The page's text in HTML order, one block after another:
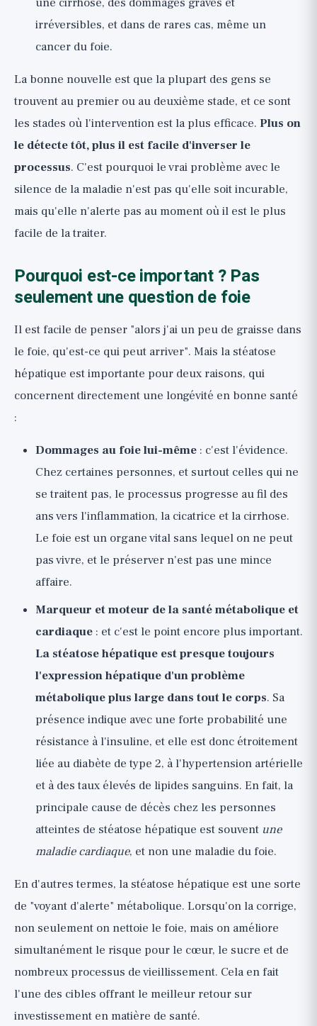
irréversibles, et dans de rares cas, même un
cancer du foie.
La bonne nouvelle est que la plupart des gens se
trouvent au premier ou au deuxième stade, et ce sont
les stades où l'intervention est la plus efficace. Plus on
le détecte tôt, plus il est facile d'inverser le
processus. C'est pourquoi le vrai problème avec le
silence de la maladie n'est pas qu'elle soit incurable,
mais qu'elle n'alerte pas au moment où il est le plus
facile de la traiter.
Pourquoi est-ce important ? Pas
seulement une question de foie
Il est facile de penser "alors j'ai un peu de graisse dans
le foie, qu'est-ce qui peut arriver". Mais la stéatose
hépatique est importante pour deux raisons, qui
concernent directement une longévité en bonne santé
:
Dommages au foie lui-même : c'est l'évidence.
Chez certaines personnes, et surtout celles qui ne
se traitent pas, le processus progresse au fil des
ans vers l'inflammation, la cicatrice et la cirrhose.
Le foie est un organe vital sans lequel on ne peut
pas vivre, et le préserver n'est pas une mince
affaire.
Marqueur et moteur de la santé métabolique et
cardiaque : et c'est le point encore plus important.
La stéatose hépatique est presque toujours
l'expression hépatique d'un problème
métabolique plus large dans tout le corps. Sa
présence indique avec une forte probabilité une
résistance à l'insuline, et elle est donc étroitement
liée au diabète de type 2, à l'hypertension artérielle
et à des taux élevés de lipides sanguins. En fait, la
principale cause de décès chez les personnes
atteintes de stéatose hépatique est souvent une
maladie cardiaque, et non une maladie du foie.
En d'autres termes, la stéatose hépatique est une sorte
de "voyant d'alerte" métabolique. Lorsqu'on la corrige,
non seulement on nettoie le foie, mais on améliore
simultanément le risque pour le cœur, le sucre et de
nombreux processus de vieillissement. Cela en fait
l'une des cibles offrant le meilleur retour sur
investissement en matière de santé.